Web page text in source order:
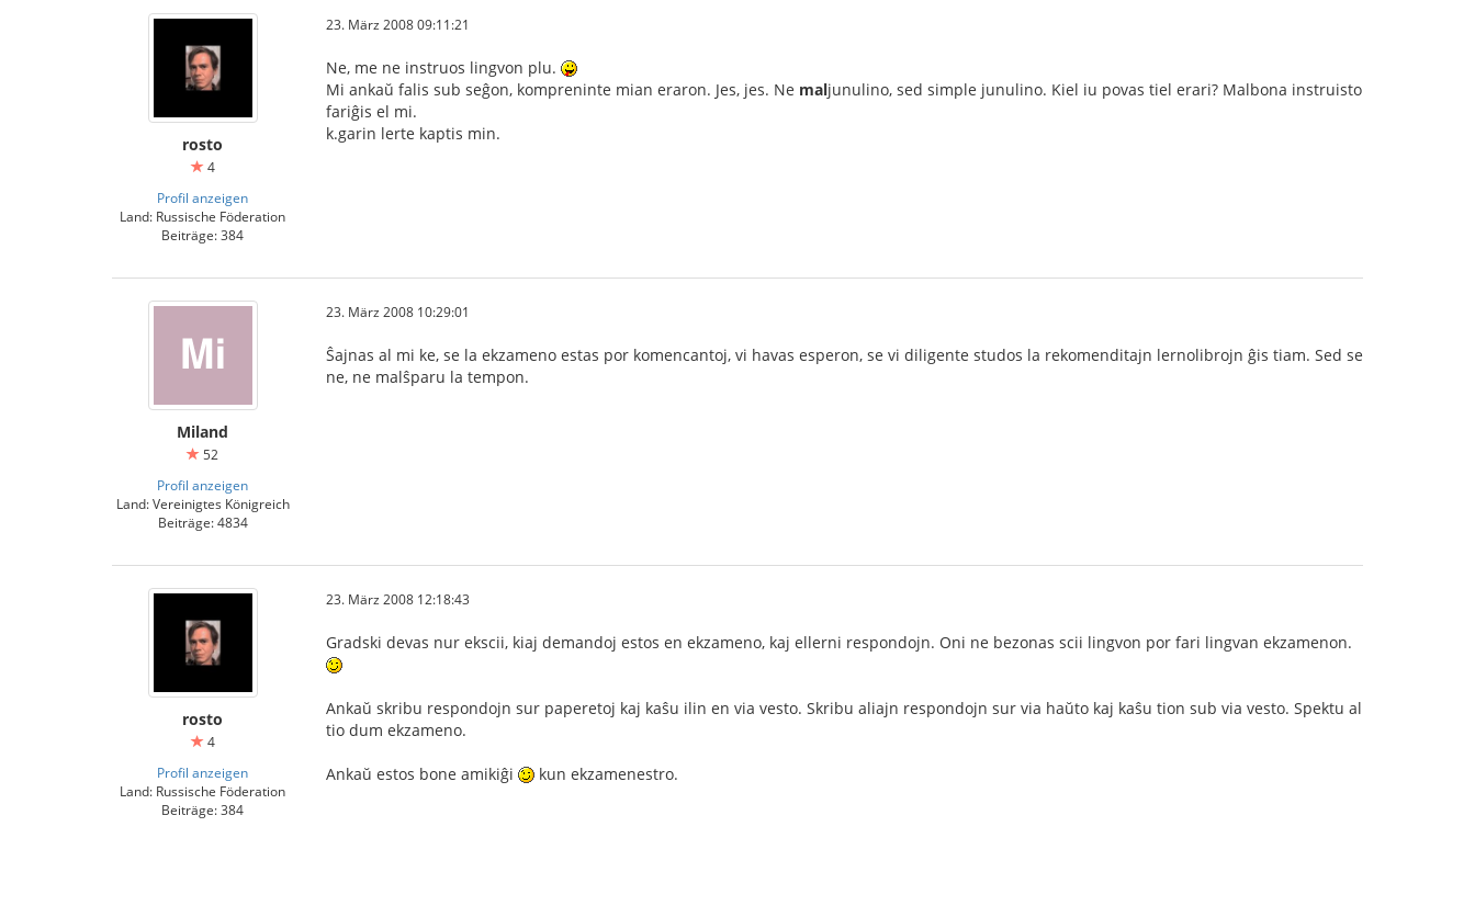
rosto
4
Profil anzeigen
Land: Russische Föderation
Beiträge: 384
23. März 2008 09:11:21
Ne, me ne instruos lingvon plu.
Mi ankaŭ falis sub seĝon, kompreninte mian eraron. Jes, jes. Ne maljunulino, sed simple junulino. Kiel iu povas tiel erari? Malbona instruisto
fariĝis el mi.
k.garin lerte kaptis min.
Miland
52
Profil anzeigen
Land: Vereinigtes Königreich
Beiträge: 4834
23. März 2008 10:29:01
Ŝajnas al mi ke, se la ekzameno estas por komencantoj, vi havas esperon, se vi diligente studos la rekomenditajn lernolibrojn ĝis tiam. Sed se
ne, ne malŝparu la tempon.
rosto
4
Profil anzeigen
Land: Russische Föderation
Beiträge: 384
23. März 2008 12:18:43
Gradski devas nur ekscii, kiaj demandoj estos en ekzameno, kaj ellerni respondojn. Oni ne bezonas scii lingvon por fari lingvan ekzamenon.
Ankaŭ skribu respondojn sur paperetoj kaj kaŝu ilin en via vesto. Skribu aliajn respondojn sur via haŭto kaj kaŝu tion sub via vesto. Spektu al
tio dum ekzameno.
Ankaŭ estos bone amikiĝi kun ekzamenestro.